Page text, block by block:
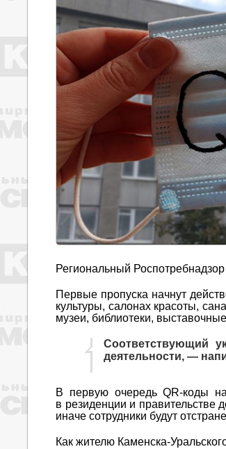
Региональный
Первые пропуска начнут
культуры, салонах красоты,
музеи, библиотеки,
Соответствующий
деятельности, —
В первую очередь QR-коды
в резиденции и правительстве
иначе сотрудники будут
Как жителю Каменска-